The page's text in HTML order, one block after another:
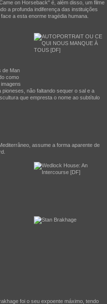
on Horseback" é, além disso, um filme
a profunda indiferença das instituições
a esta enorme tragédia humana.
de Man
como
não faltando sequer o sal e a
que empresta o nome ao subtítulo
assume a forma aparente de
foi o seu expoente máximo, tendo